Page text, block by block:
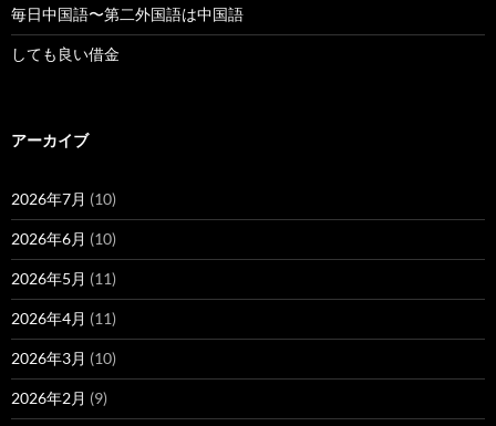
毎日中国語〜第二外国語は中国語
しても良い借金
アーカイブ
2026年7月 (10)
2026年6月 (10)
2026年5月 (11)
2026年4月 (11)
2026年3月 (10)
2026年2月 (9)